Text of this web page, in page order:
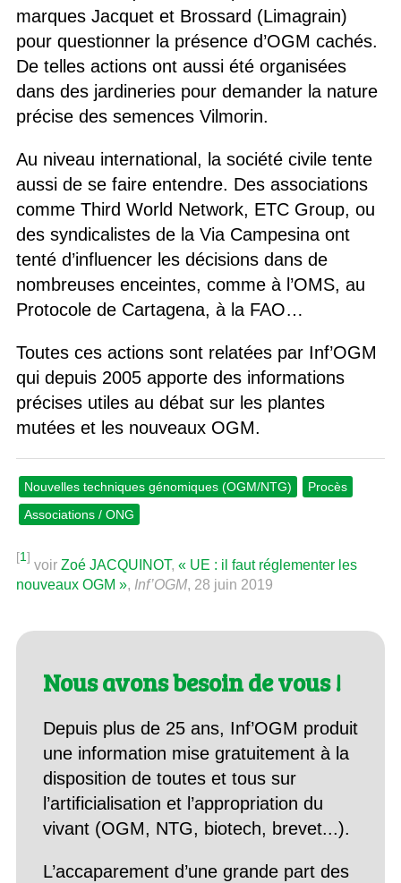
marques Jacquet et Brossard (Limagrain)
pour questionner la présence d’OGM cachés.
De telles actions ont aussi été organisées
dans des jardineries pour demander la nature
précise des semences Vilmorin.
Au niveau international, la société civile tente
aussi de se faire entendre. Des associations
comme Third World Network, ETC Group, ou
des syndicalistes de la Via Campesina ont
tenté d’influencer les décisions dans de
nombreuses enceintes, comme à l’OMS, au
Protocole de Cartagena, à la FAO…
Toutes ces actions sont relatées par Inf’OGM
qui depuis 2005 apporte des informations
précises utiles au débat sur les plantes
mutées et les nouveaux OGM.
Nouvelles techniques génomiques (OGM/NTG)
Procès
Associations / ONG
[1]
voir Zoé JACQUINOT, « UE : il faut réglementer les
nouveaux OGM », Inf’OGM, 28 juin 2019
Nous avons besoin de vous !
Depuis plus de 25 ans, Inf’OGM produit
une information mise gratuitement à la
disposition de toutes et tous sur
l’artificialisation et l’appropriation du
vivant (OGM, NTG, biotech, brevet...).
L’accaparement d’une grande part des